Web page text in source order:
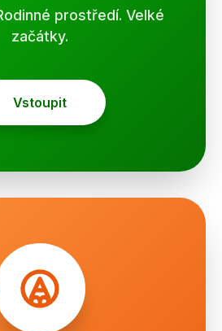
prostředí. Velké
začátky.
Vstoupit